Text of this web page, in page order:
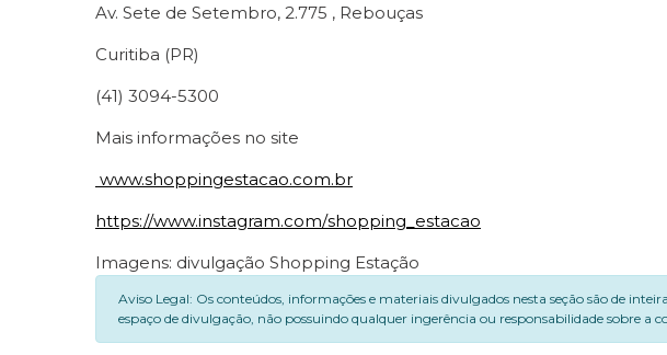
Av. Sete de Setembro, 2.775 , Rebouças
Curitiba (PR)
(41) 3094-5300
Mais informações no site
www.shoppingestacao.com.br
https://www.instagram.com/shopping_estacao
Imagens: divulgação Shopping Estação
Aviso Legal: Os conteúdos, informações e materiais divulgados nesta seção são de
espaço de divulgação, não possuindo qualquer ingerência ou responsabilidade sobre a